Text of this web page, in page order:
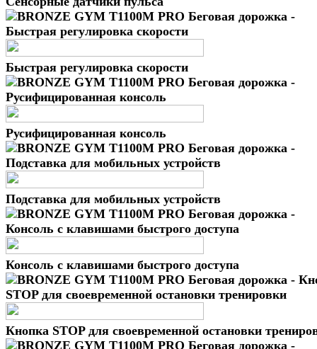
Быстрая регулировка скорости
Русифицированная консоль
Подставка для мобильных устройств
Консоль с клавишами быстрого доступа
Кнопка STOP для своевременной остановки